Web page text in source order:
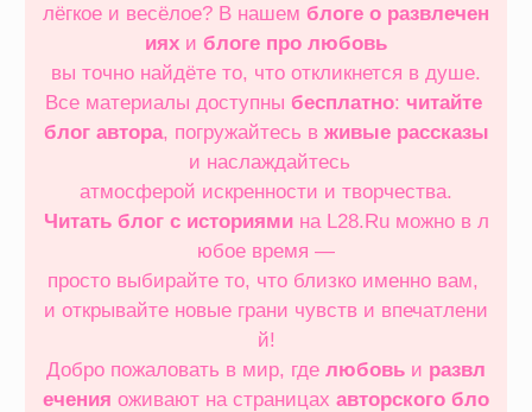
лёгкое и весёлое? В нашем блоге о развлечен
иях и блоге про любовь
вы точно найдёте то, что откликнется в душе.
Все материалы доступны бесплатно: читайте
блог автора, погружайтесь в живые рассказы
и наслаждайтесь
атмосферой искренности и творчества.
Читать блог с историямина L28.Ru можно в л
юбое время —
просто выбирайте то, что близко именно вам,
и открывайте новые грани чувств и впечатлени
й!
Добро пожаловать в мир, где любовь и развл
ечения оживают на страницах авторского бло